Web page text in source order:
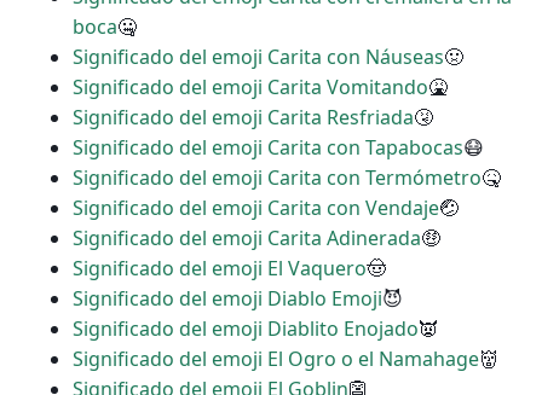
boca🤐
Significado del emoji Carita con Náuseas🤢
Significado del emoji Carita Vomitando🤮
Significado del emoji Carita Resfriada🤧
Significado del emoji Carita con Tapabocas😷
Significado del emoji Carita con Termómetro🤒
Significado del emoji Carita con Vendaje🤕
Significado del emoji Carita Adinerada🤑
Significado del emoji El Vaquero🤠
Significado del emoji Diablo Emoji😈
Significado del emoji Diablito Enojado👿
Significado del emoji El Ogro o el Namahage👹
Significado del emoji El Goblin👺